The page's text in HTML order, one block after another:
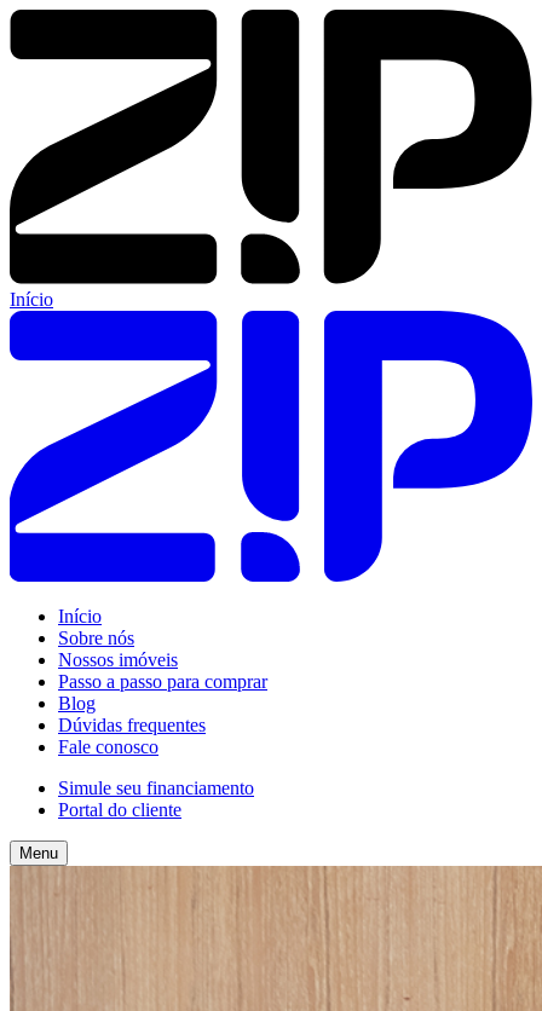
Início
Início
Sobre nós
Nossos imóveis
Passo a passo para comprar
Blog
Dúvidas frequentes
Fale conosco
Simule seu financiamento
Portal do cliente
Menu